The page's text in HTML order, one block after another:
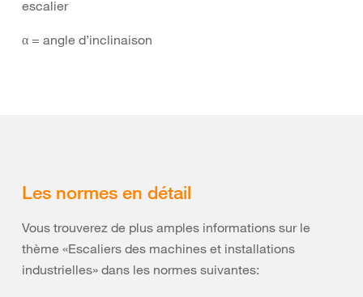
escalier
α = angle d’inclinaison
Les normes en détail
Vous trouverez de plus amples informations sur le
thème «Escaliers des machines et installations
industrielles» dans les normes suivantes: